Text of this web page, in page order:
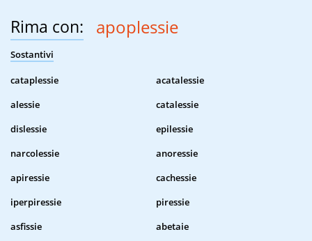
Rima con: apoplessie
Sostantivi
cataplessie
acatalessie
alessie
catalessie
dislessie
epilessie
narcolessie
anoressie
apiressie
cachessie
iperpiressie
piressie
asfissie
abetaie